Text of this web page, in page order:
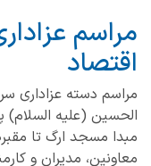
مراسم
اقتصاد
مراسم دسته عزاداری
الحسین (علیه السلام)
مبدا مسجد ارگ تا
معاونین، مدیران و